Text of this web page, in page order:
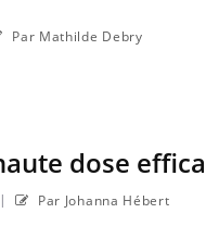
Par Mathilde Debry
dose
Par Johanna Hébert